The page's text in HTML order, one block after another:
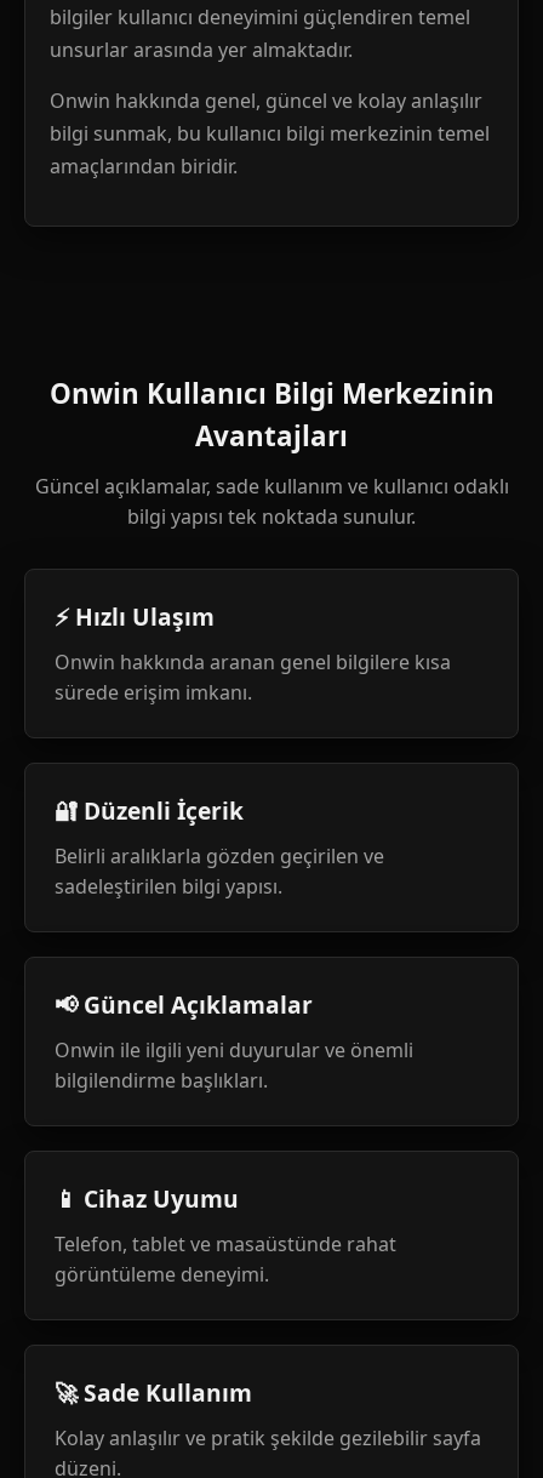
bilgiler kullanıcı deneyimini güçlendiren temel
unsurlar arasında yer almaktadır.
Onwin hakkında genel, güncel ve kolay anlaşılır
bilgi sunmak, bu kullanıcı bilgi merkezinin temel
amaçlarından biridir.
Onwin Kullanıcı Bilgi Merkezinin
Avantajları
Güncel açıklamalar, sade kullanım ve kullanıcı odaklı
bilgi yapısı tek noktada sunulur.
⚡ Hızlı Ulaşım
Onwin hakkında aranan genel bilgilere kısa
sürede erişim imkanı.
🔐 Düzenli İçerik
Belirli aralıklarla gözden geçirilen ve
sadeleştirilen bilgi yapısı.
📢 Güncel Açıklamalar
Onwin ile ilgili yeni duyurular ve önemli
bilgilendirme başlıkları.
📱 Cihaz Uyumu
Telefon, tablet ve masaüstünde rahat
görüntüleme deneyimi.
🚀 Sade Kullanım
Kolay anlaşılır ve pratik şekilde gezilebilir sayfa
düzeni.